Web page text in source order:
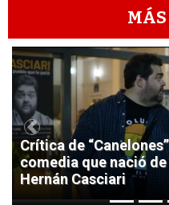
Crítica de
comedia que nació
Hernán Casciari
Previous